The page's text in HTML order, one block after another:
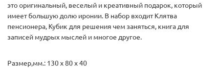
это оригинальный, веселый и креативный подарок, который
имеет большую долю иронии. В набор входит Клятва
пенсионера, Кубик для решения чем заняться, книга для
записей мудрых мыслей и многое другое.
Размер,мм.: 130 х 80 х 40